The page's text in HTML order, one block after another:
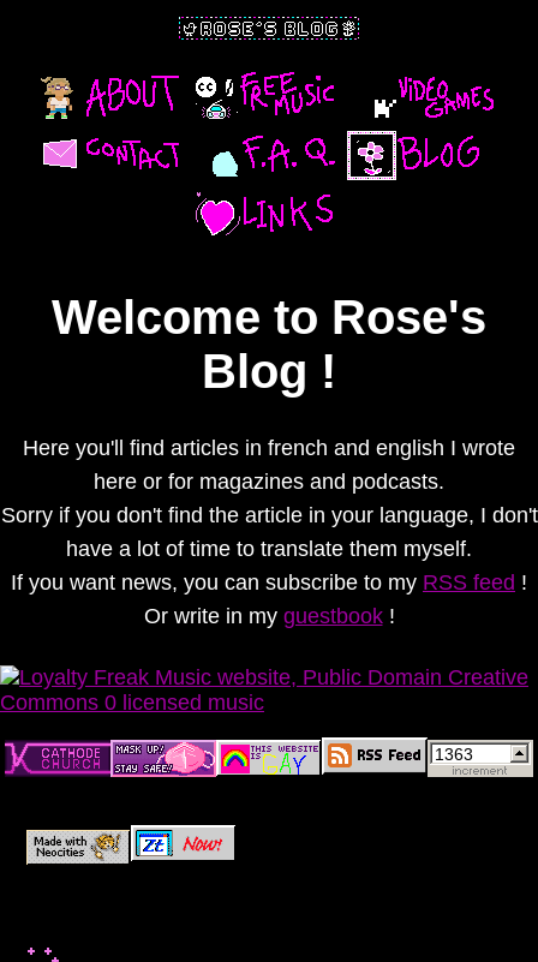
Welcome to Rose's
Blog !
Here you'll find articles in french and english I wrote
here or for magazines and podcasts.
Sorry if you don't find the article in your language, I don't
have a lot of time to translate them myself.
If you want news, you can subscribe to my RSS feed !
Or write in my guestbook!